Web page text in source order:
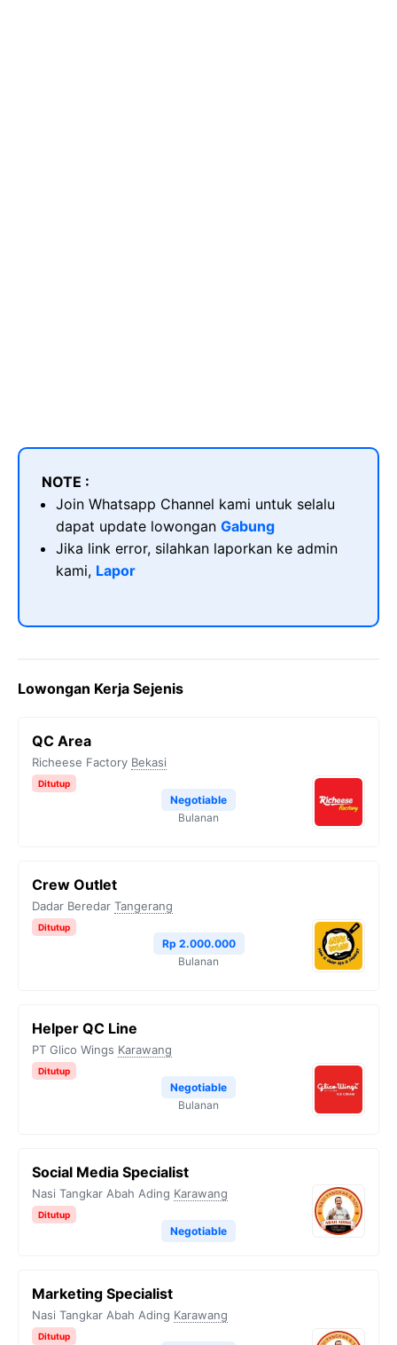
NOTE :
Join Whatsapp Channel kami untuk selalu
dapat update lowongan Gabung
Jika link error, silahkan laporkan ke admin
kami, Lapor
Lowongan Kerja Sejenis
QC Area
Richeese Factory Bekasi
Ditutup
Negotiable
Bulanan
Crew Outlet
Dadar Beredar Tangerang
Ditutup
Rp 2.000.000
Bulanan
Helper QC Line
PT Glico Wings Karawang
Ditutup
Negotiable
Bulanan
Social Media Specialist
Nasi Tangkar Abah Ading Karawang
Ditutup
Negotiable
Marketing Specialist
Nasi Tangkar Abah Ading Karawang
Ditutup